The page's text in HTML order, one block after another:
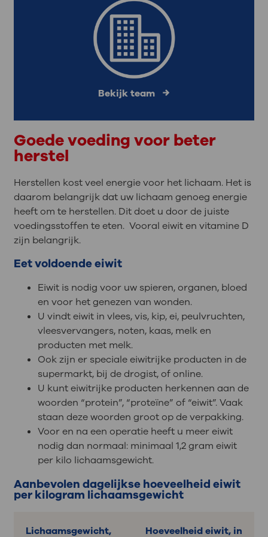
Bekijk team
Goede voeding voor beter
herstel
Herstellen kost veel energie voor het lichaam. Het is
daarom belangrijk dat uw lichaam genoeg energie
heeft om te herstellen. Dit doet u door de juiste
voedingsstoffen te eten. Vooral eiwit en vitamine D
zijn belangrijk.
Eet voldoende eiwit
Eiwit is nodig voor uw spieren, organen, bloed
en voor het genezen van wonden.
U vindt eiwit in vlees, vis, kip, ei, peulvruchten,
vleesvervangers, noten, kaas, melk en
producten met melk.
Ook zijn er speciale eiwitrijke producten in de
supermarkt, bij de drogist, of online.
U kunt eiwitrijke producten herkennen aan de
woorden “protein”, “proteïne” of “eiwit”. Vaak
staan deze woorden groot op de verpakking.
Voor en na een operatie heeft u meer eiwit
nodig dan normaal: minimaal 1,2 gram eiwit
per kilo lichaamsgewicht.
Aanbevolen dagelijkse hoeveelheid eiwit
per kilogram lichaamsgewicht
Lichaamsgewicht, Hoeveelheid eiwit, in